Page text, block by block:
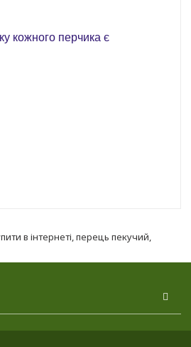
кожного перчика є
в інтернеті,перець пекучий,